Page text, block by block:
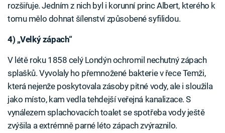
rozšiřuje. Jedním z nich byl i korunní princ Albert, kterého k
tomu mělo dohnat šílenství způsobené syfilidou.
4) „Velký zápach“
V létě roku 1858 celý Londýn ochromil nechutný zápach
splašků. Vyvolaly ho přemnožené bakterie v řece Temži,
která nejenže poskytovala zásoby pitné vody, ale i sloužila
jako místo, kam vedla tehdejší veřejná kanalizace. S
vynálezem splachovacích toalet se spotřeba vody ještě
zvýšila a extrémně parné léto zápach zvýraznilo.